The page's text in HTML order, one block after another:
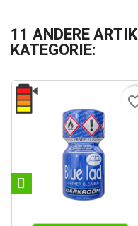
11 ANDERE
KATEGORIE: